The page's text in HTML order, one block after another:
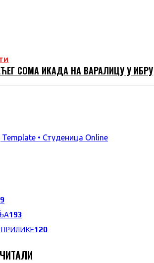
СОМА ИКАДА НА ВАРАЛИЦУ У ИБРУ
193
120